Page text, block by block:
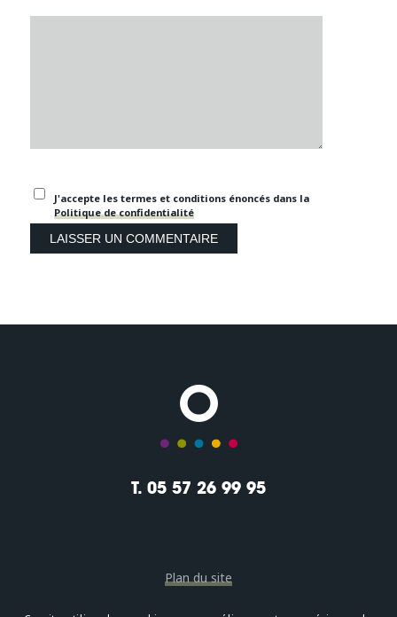
J'accepte les termes et conditions énoncés dans la
Politique de confidentialité
T. 05 57 26 99 95
Plan du site